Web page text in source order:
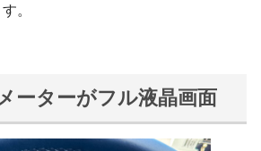
。
ーターがフル液晶画面